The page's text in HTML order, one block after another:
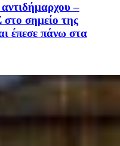
–
σημείο της
έπεσε πάνω στα